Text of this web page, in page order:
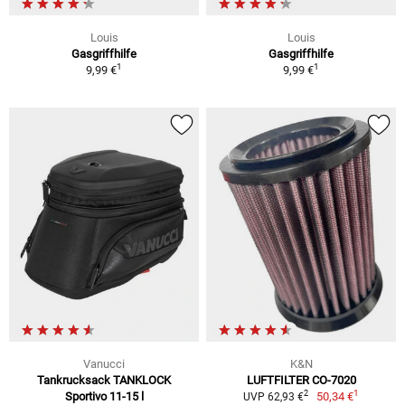
Louis
Gasgriffhilfe
9,99 €1
Louis
Gasgriffhilfe
9,99 €1
Vanucci
Tankrucksack TANKLOCK
Sportivo 11-15 l
K&N
LUFTFILTER CO-7020
UVP 62,93 €2 50,34 €1